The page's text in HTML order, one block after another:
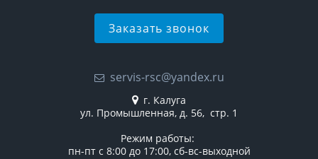
Заказать звонок
servis-rsc@yandex.ru
г. Калуга
ул. Промышленная, д. 56, стр. 1
Режим работы:
пн-пт с 8:00 до 17:00, сб-вс-выходной